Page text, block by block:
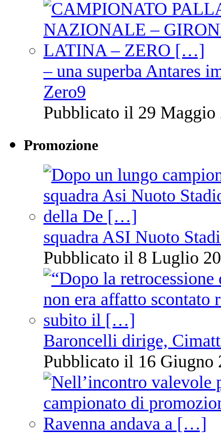
– una superba Antares
Zero9
Pubblicato il 29 Maggio
Promozione
squadra ASI Nuoto
Pubblicato il 8 Luglio
Baroncelli dirige,
Pubblicato il 16 Giugno